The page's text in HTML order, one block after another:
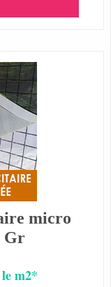
micro
Gr
m2*